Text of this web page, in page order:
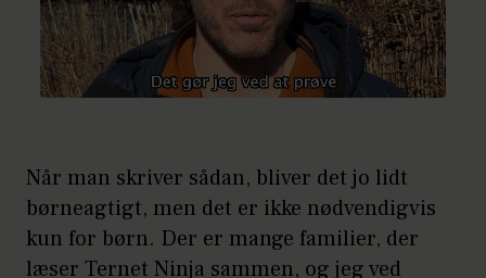
Når man skriver sådan, bliver det jo lidt
børneagtigt, men det er ikke nødvendigvis
kun for børn. Der er mange familier, der
læser Ternet Ninja sammen, og jeg ved